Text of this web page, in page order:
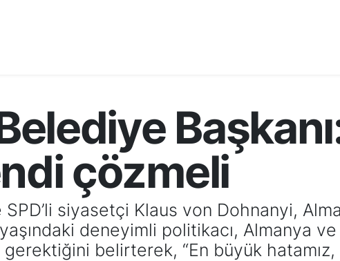
çözmeli
siyasetçi Klaus von Dohnanyi,
deneyimli politikacı, Almanya ve
belirterek, “En büyük